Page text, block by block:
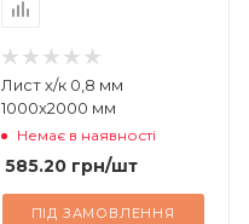
Лист х/к 0,8 мм
1000х2000 мм
Немає в наявності
585.20грн/шт
ПІД ЗАМОВЛЕННЯ